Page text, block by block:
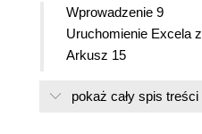
Wprowadzenie 9
Uruchomienie Excela
Arkusz 15
Menu Opcje 22
pokaż cały spis treści